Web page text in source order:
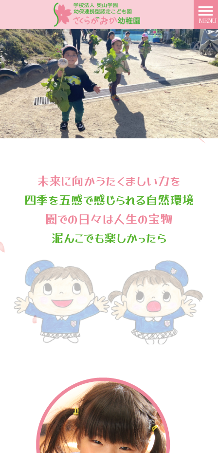
MENU
未来に向かうたくましい力を
四季を五感で感じられる自然環境
園での日々は人生の宝物
泥んこでも楽しかったら